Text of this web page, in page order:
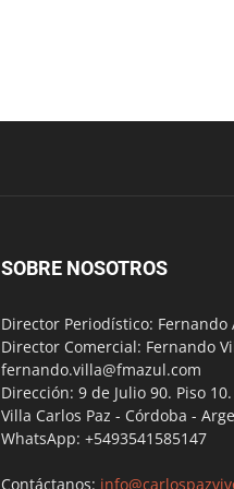
SOBRE NOSOTROS
Director Periodístico: Fernando
Director Comercial: Fernando
fernando.villa@fmazul.com
Dirección: 9 de Julio 90. Piso
Villa Carlos Paz - Córdoba -
WhatsApp: +5493541585147
Contáctanos: